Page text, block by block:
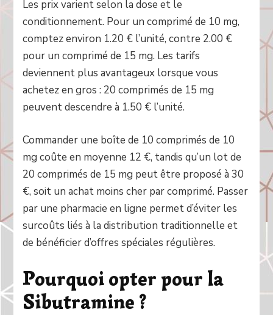
Les prix varient selon la dose et le
conditionnement. Pour un comprimé de 10 mg,
comptez environ 1.20 € l’unité, contre 2.00 €
pour un comprimé de 15 mg. Les tarifs
deviennent plus avantageux lorsque vous
achetez en gros : 20 comprimés de 15 mg
peuvent descendre à 1.50 € l’unité.
Commander une boîte de 10 comprimés de 10
mg coûte en moyenne 12 €, tandis qu’un lot de
20 comprimés de 15 mg peut être proposé à 30
€, soit un achat moins cher par comprimé. Passer
par une pharmacie en ligne permet d’éviter les
surcoûts liés à la distribution traditionnelle et
de bénéficier d’offres spéciales régulières.
Pourquoi opter pour la
Sibutramine ?